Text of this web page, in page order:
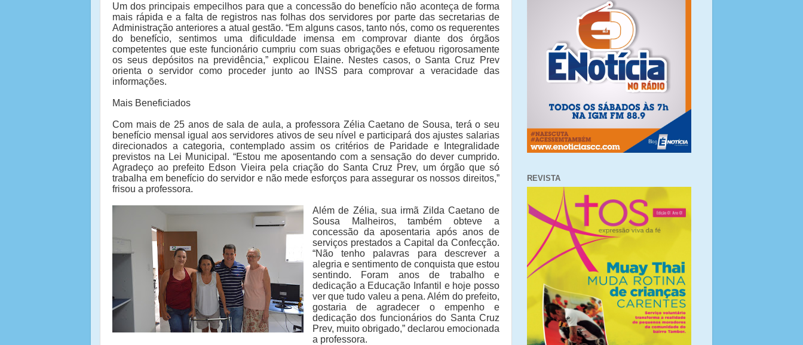
Um dos principais empecilhos para que a concessão do benefício não aconteça de forma
mais rápida e a falta de registros nas folhas dos servidores por parte das secretarias de
Administração anteriores a atual gestão. “Em alguns casos, tanto nós, como os requerentes
do benefício, sentimos uma dificuldade imensa em comprovar diante dos órgãos
competentes que este funcionário cumpriu com suas obrigações e efetuou rigorosamente
os seus depósitos na previdência,” explicou Elaine. Nestes casos, o Santa Cruz Prev
orienta o servidor como proceder junto ao INSS para comprovar a veracidade das
informações.
Mais Beneficiados
Com mais de 25 anos de sala de aula, a professora Zélia Caetano de Sousa, terá o seu
benefício mensal igual aos servidores ativos de seu nível e participará dos ajustes salarias
direcionados a categoria, contemplado assim os critérios de Paridade e Integralidade
previstos na Lei Municipal. “Estou me aposentando com a sensação do dever cumprido.
Agradeço ao prefeito Edson Vieira pela criação do Santa Cruz Prev, um órgão que só
trabalha em benefício do servidor e não mede esforços para assegurar os nossos direitos,”
frisou a professora.
Além de Zélia, sua irmã Zilda Caetano de
Sousa Malheiros, também obteve a
concessão da aposentaria após anos de
serviços prestados a Capital da Confecção.
“Não tenho palavras para descrever a
alegria e sentimento de conquista que estou
sentindo. Foram anos de trabalho e
dedicação a Educação Infantil e hoje posso
ver que tudo valeu a pena. Além do prefeito,
gostaria de agradecer o empenho e
dedicação dos funcionários do Santa Cruz
Prev, muito obrigado,” declarou emocionada
a professora.
REVISTA